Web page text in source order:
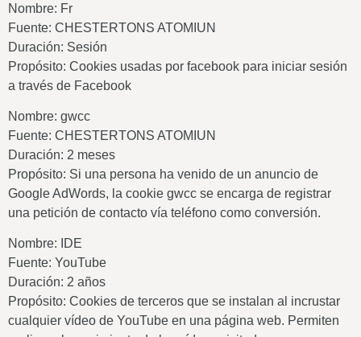
Nombre: Fr
Fuente: CHESTERTONS ATOMIUN
Duración: Sesión
Propósito: Cookies usadas por facebook para iniciar sesión
a través de Facebook
Nombre: gwcc
Fuente: CHESTERTONS ATOMIUN
Duración: 2 meses
Propósito: Si una persona ha venido de un anuncio de
Google AdWords, la cookie gwcc se encarga de registrar
una petición de contacto vía teléfono como conversión.
Nombre: IDE
Fuente: YouTube
Duración: 2 años
Propósito: Cookies de terceros que se instalan al incrustar
cualquier vídeo de YouTube en una página web. Permiten